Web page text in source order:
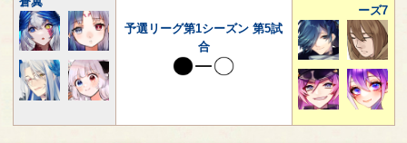
予選リーグ第1シーズン 第5試
合
ーズ7